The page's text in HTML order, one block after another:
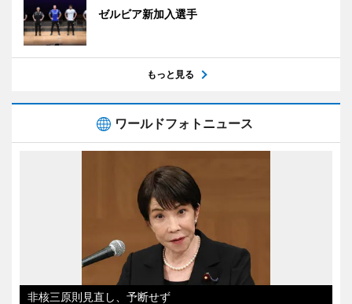
ゼルビア新加入選手
もっと見る
ワールドフォトニュース
非核三原則見直し、予断せず